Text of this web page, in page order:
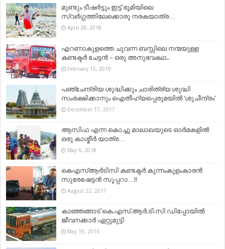
മുണ്ടും ടീഷര്‍ട്ടും ഇട്ട് ഭൂമിയിലെ
സ്വർഗ്ഗത്തിലേക്കൊരു നരകയാത്ര…
April 28, 2018
എറണാകുളത്തെ ചുവന്ന ബസ്സിലെ നന്മയുള്ള
കണ്ടക്ടർ ചേട്ടൻ – ഒരു അനുഭവകഥ..
February 15, 2019
പഞ്ചേന്ദ്രിയ ശുദ്ധിക്കും ചാരിത്ര്യ ശുദ്ധി
സംരക്ഷിക്കാനും ഐതീഹ്യപ്പെരുമയിൽ ‘ശുചീന്ദ്രം’
December 17, 2017
ആസിഫ എന്ന കൊച്ചു മാലാഖയുടെ ഓർമകളിൽ
ഒരു കാശ്മീർ യാത്ര…
May 6, 2018
കെഎസ്ആര്‍ടിസി കണ്ടക്ടര്‍ കുന്നംകുളംകാരൻ
സുരേഷേട്ടന്‍ സൂപ്പറാ…!!
August 22, 2017
കാഞ്ഞങ്ങാട് കെ.എസ്.ആർ.ടി.സി ഡിപ്പോയിൽ
ജീവനക്കാർ ഏറ്റുമുട്ടി
May 19, 2016